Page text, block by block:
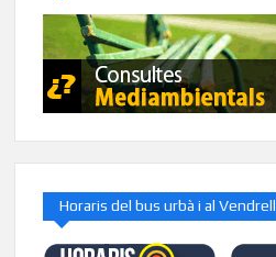
Horaris del bus urbà i al Vendrell